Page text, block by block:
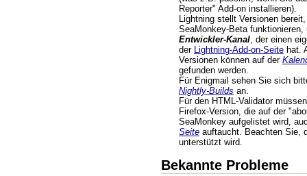
Reporter" Add-on installieren).
Lightning stellt Versionen
SeaMonkey-Beta funktionieren,
Entwickler-Kanal, der einen
der Lightning-Add-on-Seite hat.
Versionen können auf der
gefunden werden.
Für Enigmail sehen Sie sich
Nightly-Builds an.
Für den HTML-Validator
Firefox-Version, die auf der
SeaMonkey aufgelistet wird,
Seite auftaucht. Beachten Sie,
unterstützt wird.
Bekannte Probleme